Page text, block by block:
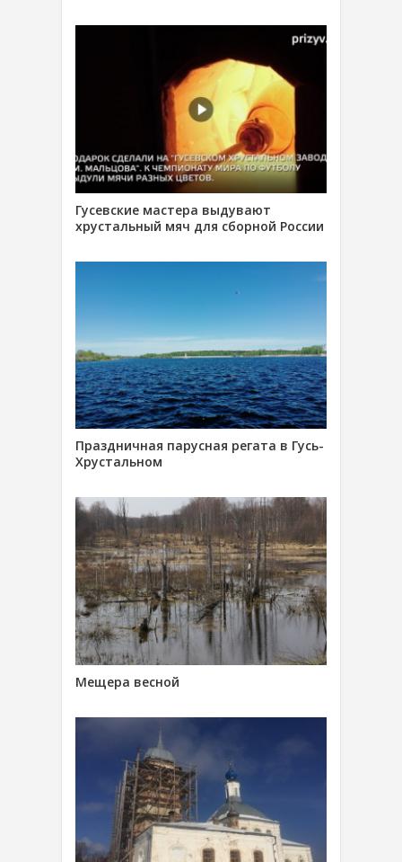
Гусевские мастера выдувают
хрустальный мяч для сборной России
Праздничная парусная регата в Гусь-
Хрустальном
Мещера весной